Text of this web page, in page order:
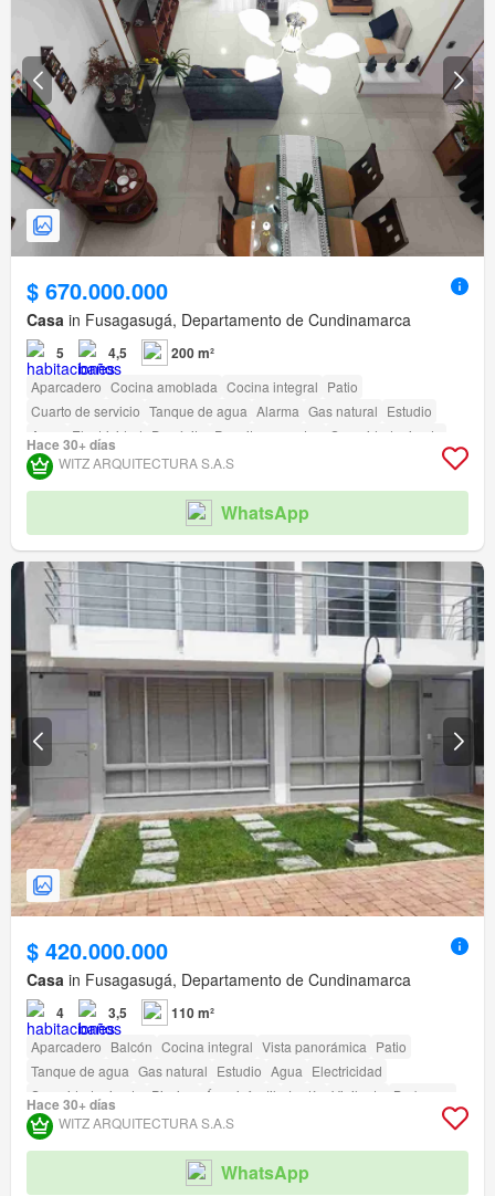
$ 670.000.000
Casa in Fusagasugá, Departamento de Cundinamarca
5 4,5 200 m²
Aparcadero Cocina amoblada Cocina integral Patio
Cuarto de servicio Tanque de agua Alarma Gas natural Estudio
Agua
Electricidad Depósito Permite mascotas
Seguridad privada
Estudio Jardín Vigilante Barbecue
Acceso para personas con discapacidad
Hace 30+ días
WITZ ARQUITECTURA S.A.S
WhatsApp
$ 420.000.000
Casa in Fusagasugá, Departamento de Cundinamarca
4 3,5 110 m²
Aparcadero Balcón Cocina integral Vista panorámica Patio
Tanque de agua Gas natural Estudio Agua Electricidad
Seguridad privada
Piscina Área infantil Jardín Vigilante
Barbecue
Acceso para personas con discapacidad
Hace 30+ días
WITZ ARQUITECTURA S.A.S
WhatsApp